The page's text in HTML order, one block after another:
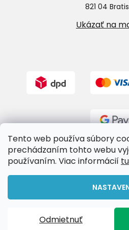
Tento web používa súbory
prechádzaním tohto webu
používaním. Viac informácií tu
Odmietnuť
821 04
Ukázať na
Riverland.sk.
Upraviť